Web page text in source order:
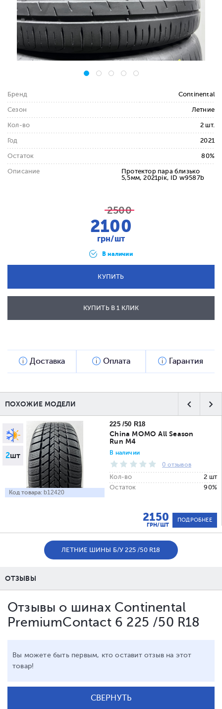
Бренд Continental
Сезон Летние
Кол-во 2 шт.
Год 2021
Остаток 80%
Описание
Протектор пара близько
5,5мм, 2021рік, ID w9587b
2500
2100
грн/шт
В наличии
КУПИТЬ
ОТПРАВИТЬ
КУПИТЬ В 1 КЛИК
Доставка Оплата Гарантия
ПОХОЖИЕ МОДЕЛИ
2шт
Код товара: b12420
225 /50 R18
China MOMO All Season
Run M4
В наличии
0 отзывов
Кол-во
2 шт
Остаток
90%
2150
ГРН/ШТ
ПОДРОБНЕЕ
ЛЕТНИЕ ШИНЫ Б/У 225 /50 R18
ОТЗЫВЫ
Отзывы о шинах Continental
PremiumContact 6 225 /50 R18
Вы можете быть первым, кто оставит отзыв на этот
товар!
СВЕРНУТЬ